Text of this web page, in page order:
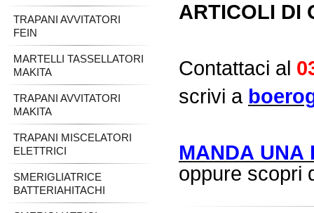
ARTICOLI DI
Contattaci al
scrivi a
MANDA UNA
oppure scopri
TRAPANI AVVITATORI
FEIN
MARTELLI TASSELLATORI
MAKITA
TRAPANI AVVITATORI
MAKITA
TRAPANI MISCELATORI
ELETTRICI
SMERIGLIATRICE
BATTERIAHITACHI